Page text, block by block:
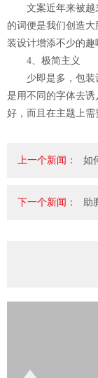
文案近年来被越来
的词便是我们创造
装设计增添不少的趣
4、极简主义
少即是多，包装
是用不同的字体去
好，而且在主题上需
上一个新闻： 如
下一个新闻： 助